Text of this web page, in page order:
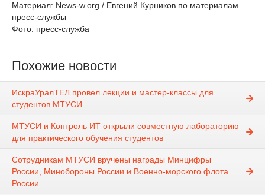
Материал: News-w.org / Евгений Курников по материалам
пресс-службы
Фото: пресс-служба
Похожие новости
ИскраУралТЕЛ провел лекции и мастер-классы для
студентов МТУСИ
МТУСИ и Контроль ИТ открыли совместную лабораторию
для практического обучения студентов
Сотрудникам МТУСИ вручены награды Минцифры
России, Минобороны России и Военно-морского флота
России